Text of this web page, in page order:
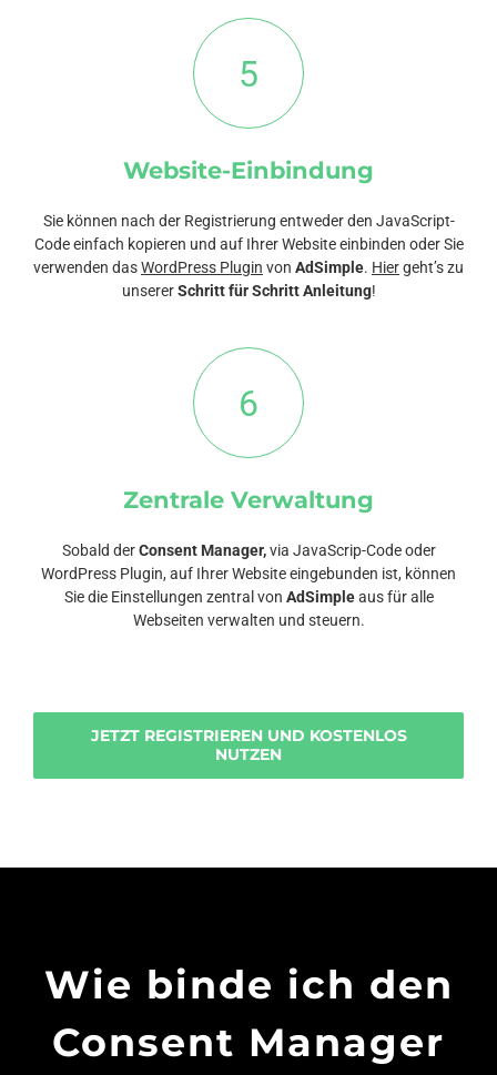
5
Website-Einbindung
Sie können nach der Registrierung entweder den JavaScript-
Code einfach kopieren und auf Ihrer Website einbinden oder Sie
verwenden dasWordPress Plugin von AdSimple. Hiergeht’s zu
unsererSchritt für Schritt Anleitung!
6
Zentrale Verwaltung
Sobald derConsent Manager,via JavaScrip-Code oder
WordPress Plugin, auf Ihrer Website eingebunden ist, können
Sie die Einstellungen zentral von AdSimpleaus für alle
Webseiten verwalten und steuern.
JETZT REGISTRIEREN UND KOSTENLOS
NUTZEN
Wie binde ich den
Consent Manager